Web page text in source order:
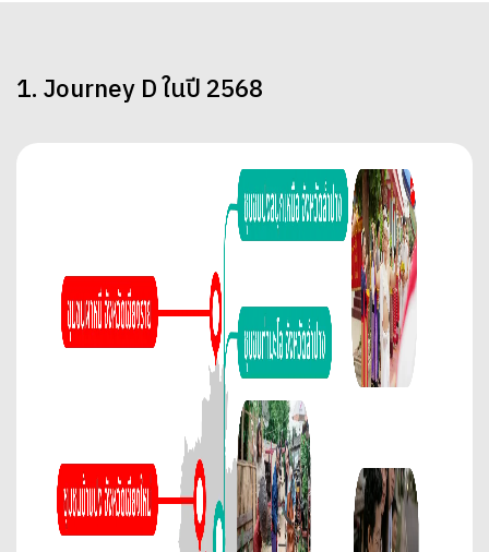
1. Journey D ในปี 2568